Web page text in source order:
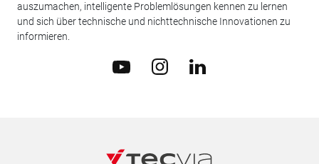
auszumachen, intelligente Problemlösungen kennen zu lernen
und sich über technische und nichttechnische Innovationen zu
informieren.